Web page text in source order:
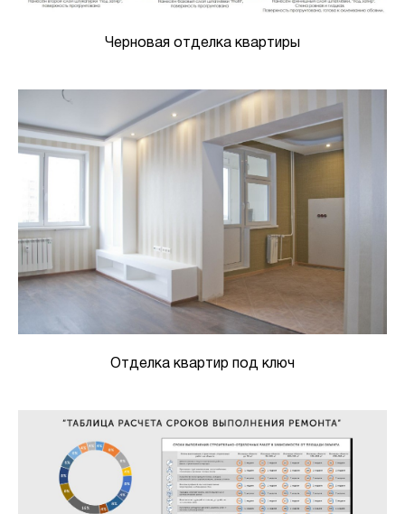
Черновая отделка квартиры
Отделка квартир под ключ